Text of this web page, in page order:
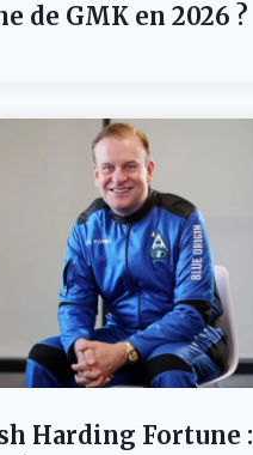
de GMK en 2026 ?
Harding Fortune :